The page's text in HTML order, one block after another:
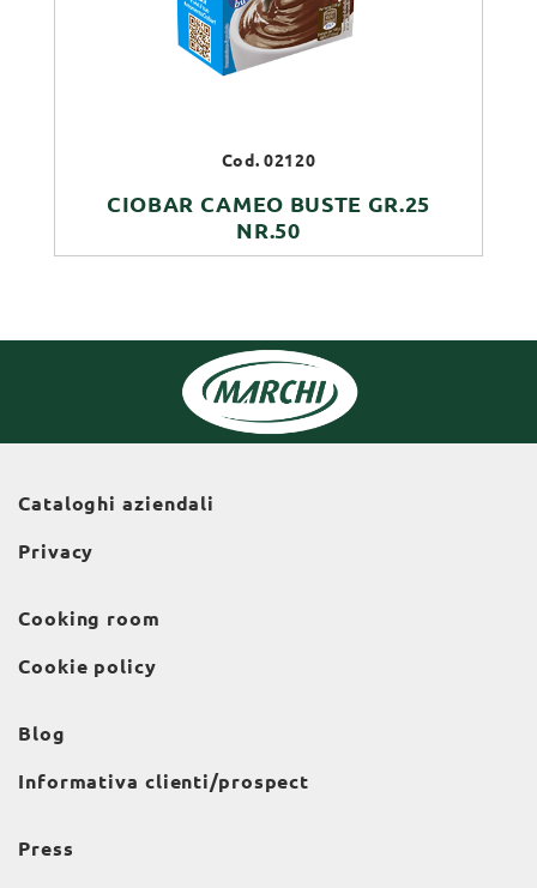
Cod. 02120
CIOBAR CAMEO BUSTE GR.25
NR.50
Cataloghi aziendali
Privacy
Cooking room
Cookie policy
Blog
Informativa clienti/prospect
Press